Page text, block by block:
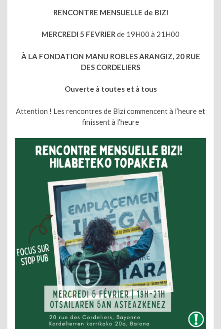
RENCONTRE MENSUELLE de BIZI
MERCREDI 5 FEVRIER de 19H00 à 21H00
À LA FONDATION MANU ROBLES ARANGIZ, 20 RUE
DES CORDELIERS
Ouverte à toutes et à tous
Attention ! Les rencontres de Bizi commencent à l’heure et
finissent à l’heure